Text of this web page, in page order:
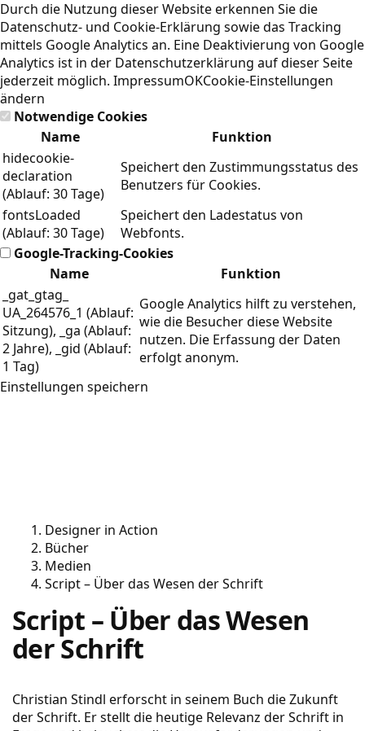
Durch die Nutzung dieser Website erkennen Sie die
Datenschutz- und Cookie-Erklärung sowie das Tracking
mittels Google Analytics an. Eine Deaktivierung von Google
Analytics ist in der Datenschutzerklärung auf dieser Seite
jederzeit möglich. ImpressumOKCookie-Einstellungen
ändern
Notwendige Cookies
Name
Funktion
hidecookie-
declaration
(Ablauf: 30 Tage)
Speichert den Zustimmungsstatus des
Benutzers für Cookies.
fontsLoaded
(Ablauf: 30 Tage)
Speichert den Ladestatus von
Webfonts.
Google-Tracking-Cookies
Name
Funktion
_gat_gtag_
UA_264576_1 (Ablauf:
Sitzung), _ga (Ablauf:
2 Jahre), _gid (Ablauf:
1 Tag)
Google Analytics hilft zu verstehen,
wie die Besucher diese Website
nutzen. Die Erfassung der Daten
erfolgt anonym.
Einstellungen speichern
Designer in Action
Bücher
Medien
Script – Über das Wesen der Schrift
Script – Über das Wesen
der Schrift
Christian Stindl erforscht in seinem Buch die Zukunft
der Schrift. Er stellt die heutige Relevanz der Schrift in